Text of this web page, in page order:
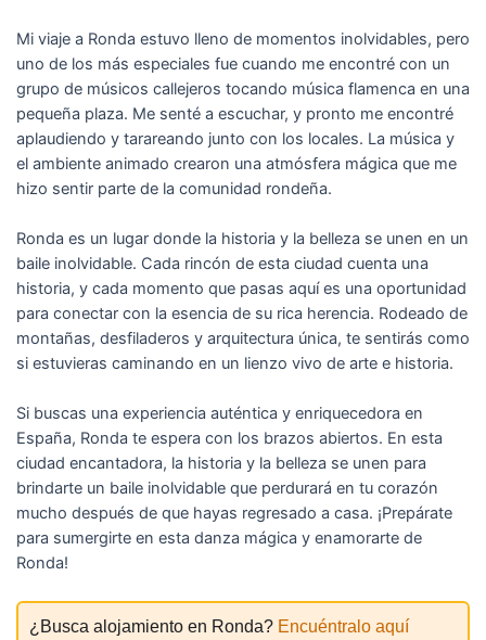
Mi viaje a Ronda estuvo lleno de momentos inolvidables, pero
uno de los más especiales fue cuando me encontré con un
grupo de músicos callejeros tocando música flamenca en una
pequeña plaza. Me senté a escuchar, y pronto me encontré
aplaudiendo y tarareando junto con los locales. La música y
el ambiente animado crearon una atmósfera mágica que me
hizo sentir parte de la comunidad rondeña.
Ronda es un lugar donde la historia y la belleza se unen en un
baile inolvidable. Cada rincón de esta ciudad cuenta una
historia, y cada momento que pasas aquí es una oportunidad
para conectar con la esencia de su rica herencia. Rodeado de
montañas, desfiladeros y arquitectura única, te sentirás como
si estuvieras caminando en un lienzo vivo de arte e historia.
Si buscas una experiencia auténtica y enriquecedora en
España, Ronda te espera con los brazos abiertos. En esta
ciudad encantadora, la historia y la belleza se unen para
brindarte un baile inolvidable que perdurará en tu corazón
mucho después de que hayas regresado a casa. ¡Prepárate
para sumergirte en esta danza mágica y enamorarte de
Ronda!
¿Busca alojamiento en Ronda? Encuéntralo aquí